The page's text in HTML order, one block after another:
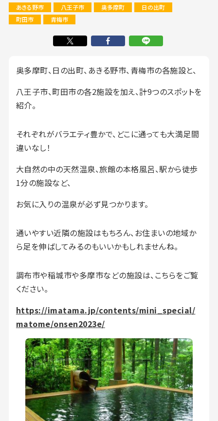
あきる野市 八王子市 奥多摩町
日の出町
町田市
青梅市
奥多摩町、日の出町、あきる野市、青梅市の各施設と、
八王子市、町田市の各2施設を加え、計9つのスポットを
紹介。
それぞれがバラエティ豊かで、どこに通っても大満足間
違いなし！
大自然の中の天然温泉、旅館の本格風呂、駅から徒歩
1分の施設など、
お気に入りの温泉が必ず見つかります。
通いやすい近隣の施設はもちろん、お住まいの地域か
ら足を伸ばしてみるのもいいかもしれませんね。
調布市や稲城市や多摩市などの施設は、こちらをご覧
ください。
https://imatama.jp/contents/mini_special/
matome/onsen2023e/